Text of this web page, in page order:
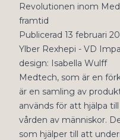
Revolutionen inom
framtid
Publicerad 13 februari
Ylber Rexhepi - VD
design: Isabella Wulff
Medtech, som är en
är en samling av
används för att hjälpa
vården av människor.
som hjälper till att